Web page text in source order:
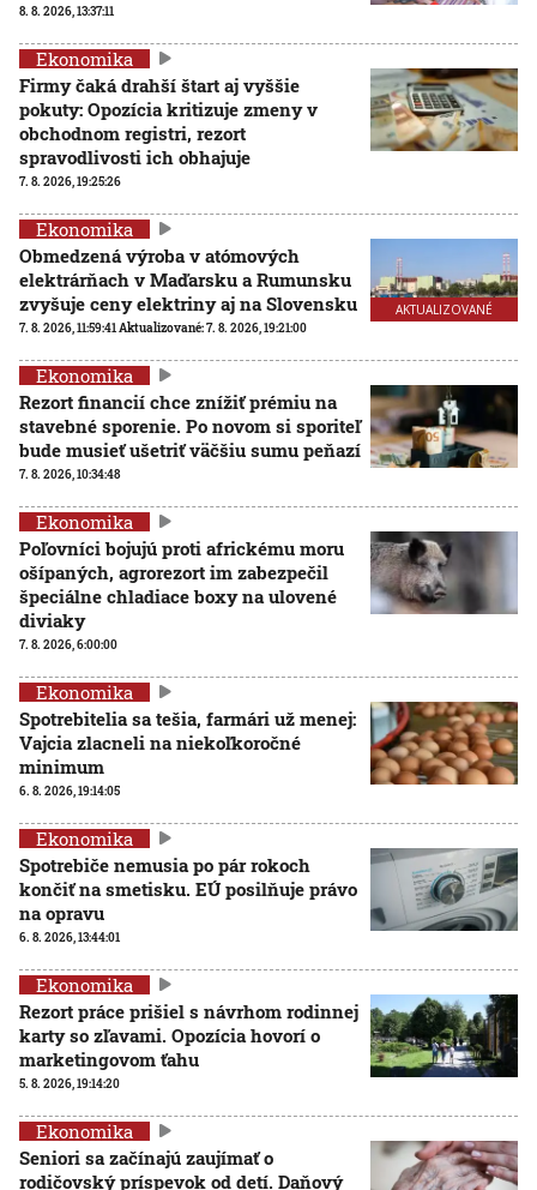
8. 8. 2026, 13:37:11
Ekonomika
Firmy čaká drahší štart aj vyššie
pokuty: Opozícia kritizuje zmeny v
obchodnom registri, rezort
spravodlivosti ich obhajuje
7. 8. 2026, 19:25:26
AKTUALIZOVANÉ
Ekonomika
Obmedzená výroba v atómových
elektrárňach v Maďarsku a Rumunsku
zvyšuje ceny elektriny aj na Slovensku
7. 8. 2026, 11:59:41Aktualizované:7. 8. 2026, 19:21:00
Ekonomika
Rezort financií chce znížiť prémiu na
stavebné sporenie. Po novom si sporiteľ
bude musieť ušetriť väčšiu sumu peňazí
7. 8. 2026, 10:34:48
Ekonomika
Poľovníci bojujú proti africkému moru
ošípaných, agrorezort im zabezpečil
špeciálne chladiace boxy na ulovené
diviaky
7. 8. 2026, 6:00:00
Ekonomika
Spotrebitelia sa tešia, farmári už menej:
Vajcia zlacneli na niekoľkoročné
minimum
6. 8. 2026, 19:14:05
Ekonomika
Spotrebiče nemusia po pár rokoch
končiť na smetisku. EÚ posilňuje právo
na opravu
6. 8. 2026, 13:44:01
Ekonomika
Rezort práce prišiel s návrhom rodinnej
karty so zľavami. Opozícia hovorí o
marketingovom ťahu
5. 8. 2026, 19:14:20
Ekonomika
Seniori sa začínajú zaujímať o
rodičovský príspevok od detí. Daňový